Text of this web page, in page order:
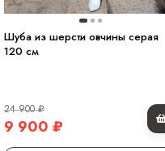
Шуба из шерсти овчины серая
120 см
24 900₽
9 900 ₽